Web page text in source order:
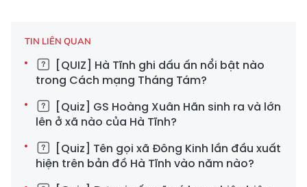
TIN LIÊN QUAN
[QUIZ] Hà Tĩnh ghi dấu ấn nổi bật nào
trong Cách mạng Tháng Tám?
[Quiz] GS Hoàng Xuân Hãn sinh ra và lớn
lên ở xã nào của Hà Tĩnh?
[Quiz] Tên gọi xã Đông Kinh lần đầu xuất
hiện trên bản đồ Hà Tĩnh vào năm nào?